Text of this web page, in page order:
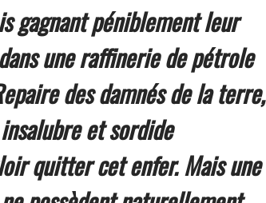
gagnant péniblement leur
une raffinerie de pétrole
des damnés de la terre,
et sordide
quitter cet enfer. Mais une